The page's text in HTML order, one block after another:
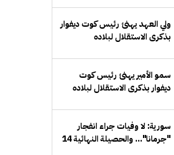
ولي العهد يهنئ رئيس كوت ديفوار
بذكرى الاستقلال لبلاده
سمو الأمير يهنئ رئيس كوت
ديفوار بذكرى الاستقلال لبلاده
سورية: لا وفيات جراء انفجار
"جرمانا"... والحصيلة النهائية 14